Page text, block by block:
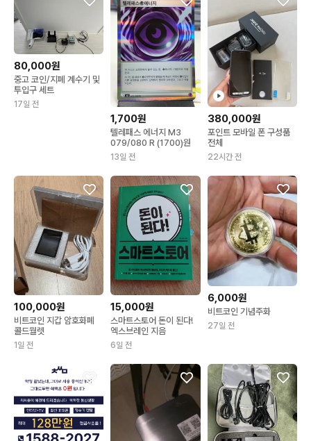
80,000원
중고 코인/지폐 계수기 및
투입구 세트
17일 전
1,700원
텔레패스 에너지 M3
079/080 R (1700)원
13일 전
380,000원
포인트 모바일 폰 구성품
전체
22시간 전
100,000원
비트코인 지갑 암호화폐
콜드월렛
1일 전
15,000원
스마트스토어 돈이 된다!
엑스브레인 지음
6일 전
6,000원
비트코인 기념주화
27일 전